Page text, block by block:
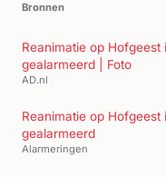
Bronnen
Reanimatie op
gealarmeerd | Foto
AD.nl
Reanimatie op
gealarmeerd
Alarmeringen